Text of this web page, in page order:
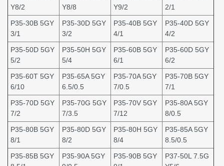
Y8/2
Y8/8
Y9/2
2/1
P35-30B 5GY
3/1
P35-30D 5GY
3/2
P35-40B 5GY
4/1
P35-40D 5GY
4/2
P35-50D 5GY
5/2
P35-50H 5GY
5/4
P35-60B 5GY
6/1
P35-60D 5GY
6/2
P35-60T 5GY
6/10
P35-65A 5GY
6.5/0.5
P35-70A 5GY
7/0.5
P35-70B 5GY
7/1
P35-70D 5GY
7/2
P35-70G 5GY
7/3.5
P35-70V 5GY
7/12
P35-80A 5GY
8/0.5
P35-80B 5GY
8/1
P35-80D 5GY
8/2
P35-80H 5GY
8/4
P35-85A 5GY
8.5/0.5
P35-85B 5GY
P35-90A 5GY
P35-90B 5GY
P37-50L 7.5G